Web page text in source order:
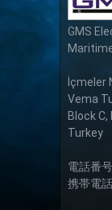
GMS
İçmeler
Vema
Block
Turkey
電話番
携帯電